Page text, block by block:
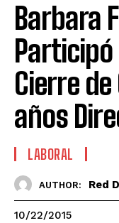
Barbara
Cierre
años
LABORAL
AUTHOR: Red
10/22/2015